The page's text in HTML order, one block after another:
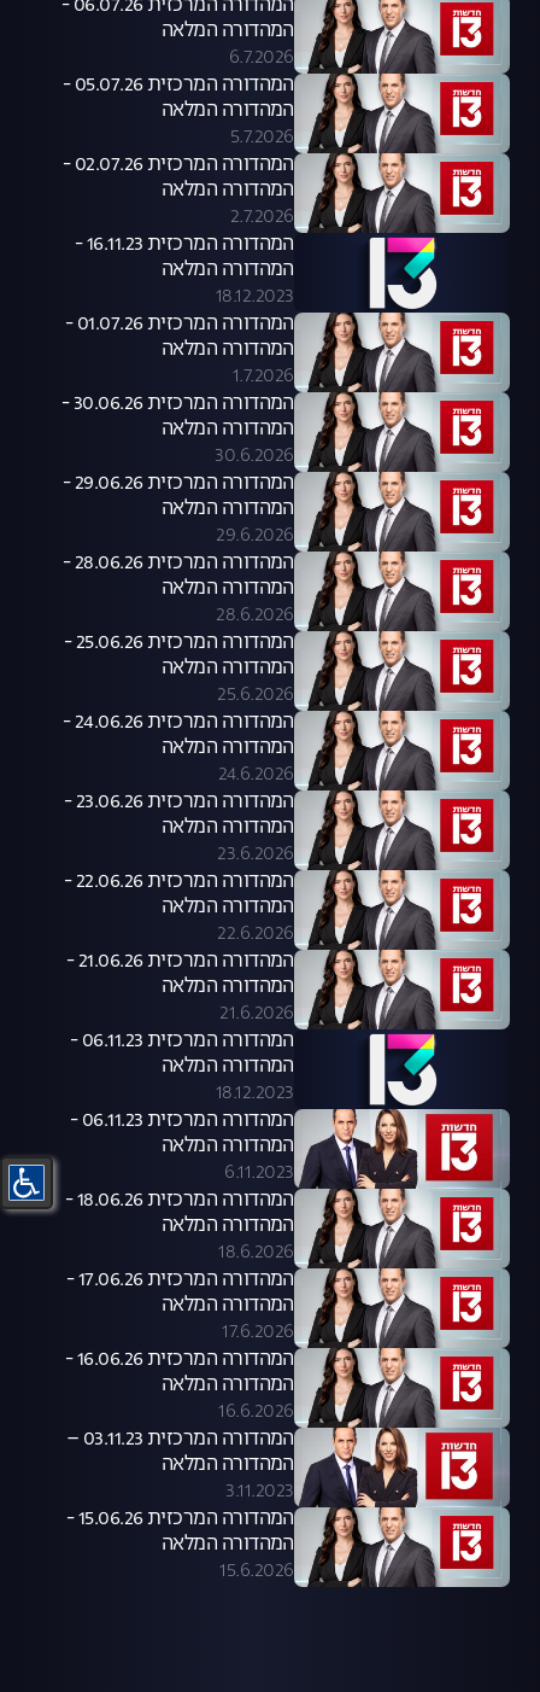
המהדורה המרכזית 06.07.26 -
המהדורה המלאה
6.7.2026
המהדורה המרכזית 05.07.26 -
המהדורה המלאה
5.7.2026
המהדורה המרכזית 02.07.26 -
המהדורה המלאה
2.7.2026
המהדורה המרכזית 16.11.23 -
המהדורה המלאה
18.12.2023
המהדורה המרכזית 01.07.26 -
המהדורה המלאה
1.7.2026
המהדורה המרכזית 30.06.26 -
המהדורה המלאה
30.6.2026
המהדורה המרכזית 29.06.26 -
המהדורה המלאה
29.6.2026
המהדורה המרכזית 28.06.26 -
המהדורה המלאה
28.6.2026
המהדורה המרכזית 25.06.26 -
המהדורה המלאה
25.6.2026
המהדורה המרכזית 24.06.26 -
המהדורה המלאה
24.6.2026
המהדורה המרכזית 23.06.26 -
המהדורה המלאה
23.6.2026
המהדורה המרכזית 22.06.26 -
המהדורה המלאה
22.6.2026
המהדורה המרכזית 21.06.26 -
המהדורה המלאה
21.6.2026
המהדורה המרכזית 06.11.23 -
המהדורה המלאה
18.12.2023
המהדורה המרכזית 06.11.23 -
המהדורה המלאה
6.11.2023
המהדורה המרכזית 18.06.26 -
המהדורה המלאה
18.6.2026
המהדורה המרכזית 17.06.26 -
המהדורה המלאה
17.6.2026
המהדורה המרכזית 16.06.26 -
המהדורה המלאה
16.6.2026
המהדורה המרכזית 03.11.23 –
המהדורה המלאה
3.11.2023
המהדורה המרכזית 15.06.26 -
המהדורה המלאה
15.6.2026